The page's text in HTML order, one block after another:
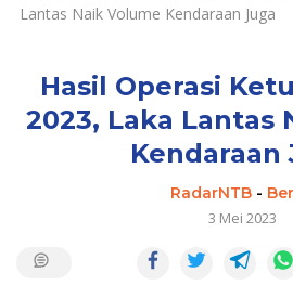
Lantas Naik Volume Kendaraan Juga
Hasil Operasi
2023, Laka Lantas
Kendaraan
RadarNTB -
3 Mei 2023